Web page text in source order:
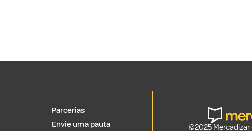
Parcerias
Envie uma pauta
©2025 Mercadizar